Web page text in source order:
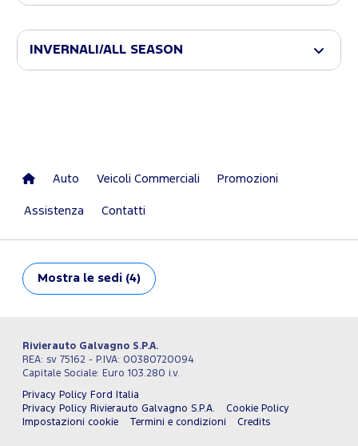
INVERNALI/ALL SEASON
Auto Veicoli Commerciali Promozioni
Assistenza Contatti
Mostra le sedi (4)
Rivierauto Galvagno S.P.A.
REA: sv 75162 - P.IVA: 00380720094
Capitale Sociale: Euro 103.280 i.v.
Privacy Policy Ford Italia
Privacy Policy Rivierauto Galvagno S.P.A.
Cookie Policy
Impostazioni cookie
Termini e condizioni Credits